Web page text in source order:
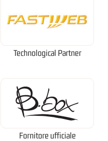
Technological Partner
Fornitore ufficiale